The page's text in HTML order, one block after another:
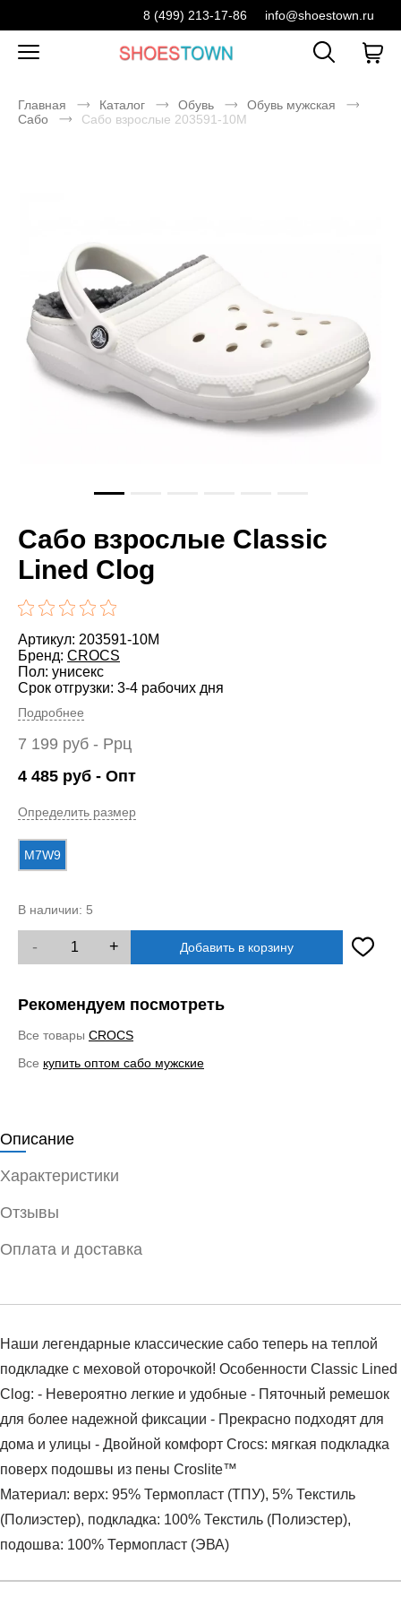
8 (499) 213-17-86 info@shoestown.ru
Главная Каталог Обувь
Обувь мужская
Сабо
Сабо взрослые 203591-10M
Сабо взрослые Classic
Lined Clog
Артикул: 203591-10M
Бренд: CROCS
Пол: унисекс
Срок отгрузки: 3-4 рабочих дня
Подробнее
7 199 руб - Ррц
4 485 руб - Опт
Определить размер
M7W9
В наличии: 5
- + Добавить в корзину
Рекомендуем посмотреть
Все товары CROCS
Все купить оптом сабо мужские
Описание
Характеристики
Отзывы
Оплата и доставка
Наши легендарные классические сабо теперь на теплой
подкладке с меховой оторочкой! Особенности Classic Lined
Clog: - Невероятно легкие и удобные - Пяточный ремешок
для более надежной фиксации - Прекрасно подходят для
дома и улицы - Двойной комфорт Crocs: мягкая подкладка
поверх подошвы из пены Croslite™
Материал: верх: 95% Термопласт (ТПУ), 5% Текстиль
(Полиэстер), подкладка: 100% Текстиль (Полиэстер),
подошва: 100% Термопласт (ЭВА)